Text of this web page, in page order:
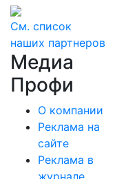
См. список
наших партнеров
Медиа
Профи
О компании
Реклама на
сайте
Реклама в
журнале